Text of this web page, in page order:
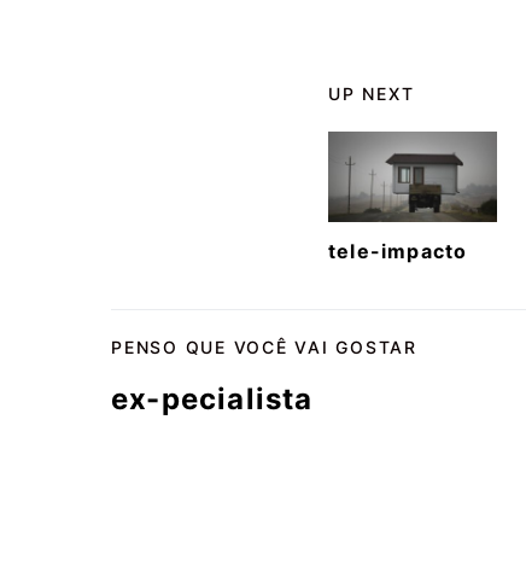
UP NEXT
tele-impacto
PENSO QUE VOCÊ VAI GOSTAR
ex-pecialista